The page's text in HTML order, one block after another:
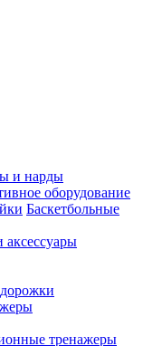
и нарды
оборудование
Баскетбольные
аксессуары